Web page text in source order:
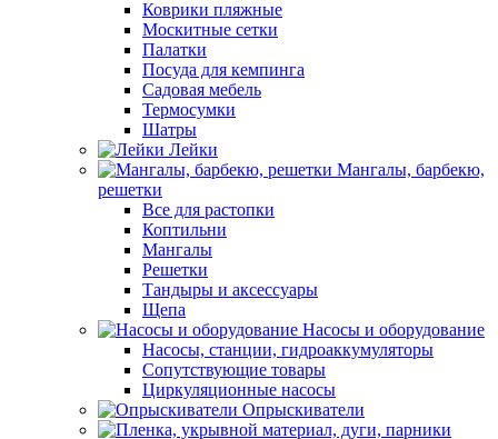
Коврики пляжные
Москитные сетки
Палатки
Посуда для кемпинга
Садовая мебель
Термосумки
Шатры
Лейки
Мангалы, барбекю,
решетки
Все для растопки
Коптильни
Мангалы
Решетки
Тандыры и аксессуары
Щепа
Насосы и оборудование
Насосы, станции, гидроаккумуляторы
Сопутствующие товары
Циркуляционные насосы
Опрыскиватели